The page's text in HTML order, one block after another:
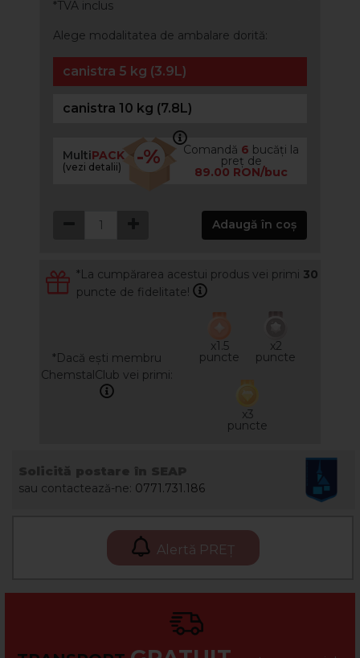
*TVA inclus
Alege modalitatea de ambalare dorită:
canistra 5 kg (3.9L)
canistra 10 kg (7.8L)
MultiPACK
(vezi detalii) -% Comandă 6 bucăți la
preț de
89.00 RON/buc
Adaugă în coș
*La cumpărarea acestui produs vei primi 30
puncte de fidelitate!
*Dacă ești membru
ChemstalClub vei primi:
x1.5
puncte
x2
puncte
x3
puncte
sau contactează-ne: 0771.731.186
Alertă PREȚ